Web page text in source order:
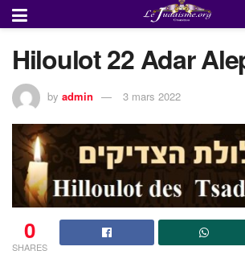
Hiloulot 22 Adar
by admin 3 mars 2022
0
SHARES